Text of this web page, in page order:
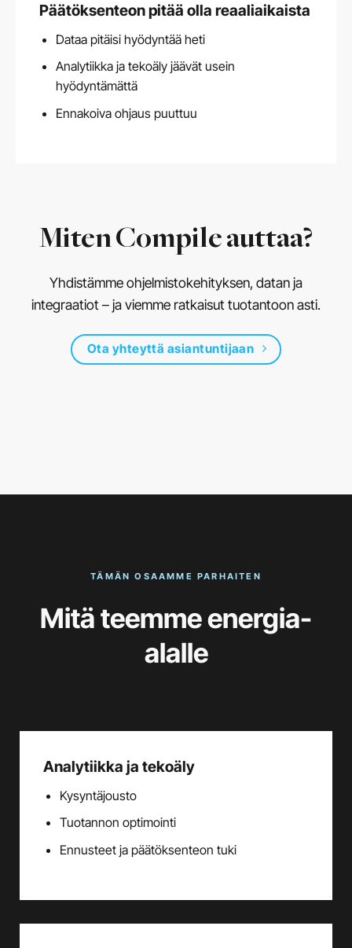
Päätöksenteon pitää olla reaaliaikaista
Dataa pitäisi hyödyntää heti
Analytiikka ja tekoäly jäävät usein
hyödyntämättä
Ennakoiva ohjaus puuttuu
Miten Compile auttaa?
Yhdistämme ohjelmistokehityksen, datan ja
integraatiot – ja viemme ratkaisut tuotantoon asti.
Ota yhteyttä asiantuntijaan
TÄMÄN OSAAMME PARHAITEN
Mitä teemme energia-
alalle
Analytiikka ja tekoäly
Kysyntäjousto
Tuotannon optimointi
Ennusteet ja päätöksenteon tuki